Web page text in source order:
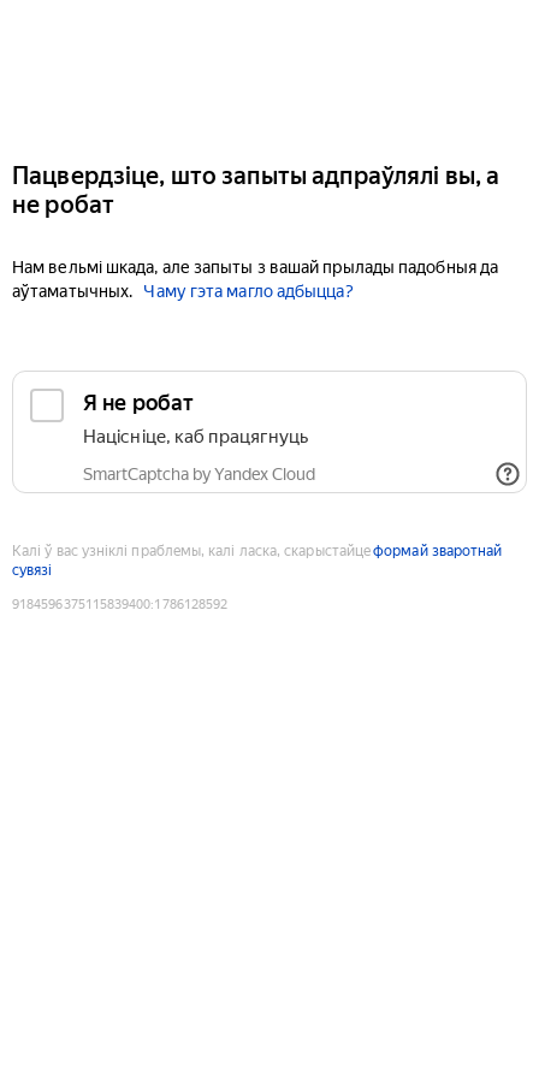
Пацвердзіце, што запыты адпраўлялі вы, а
не робат
Нам вельмі шкада, але запыты з вашай прылады падобныя да
аўтаматычных.
Чаму гэта магло адбыцца?
Я не робат
Націсніце, каб працягнуць
SmartCaptcha by Yandex Cloud
Калі ў вас узніклі праблемы, калі ласка, скарыстайцеформай зваротнай
сувязі
9184596375115839400:1786128592